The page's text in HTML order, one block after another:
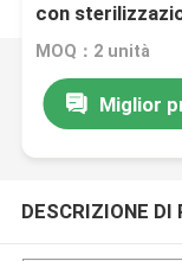
con
delle gengive
MOQ：2 unità
Miglior
DESCRIZIONE DI